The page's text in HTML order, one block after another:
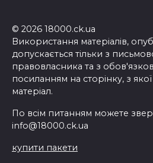
© 2026 18000.ck.ua
Використання матеріалів,
допускається тільки з
правовласника та з
посиланням на сторінку, з
матеріал.
По всім питанням можете
info@18000.ck.ua
купити пакети